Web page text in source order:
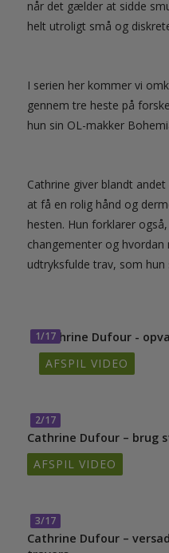
når det gælder at sidde
helt utroligt små og
I serien her kommer vi
gennem tre heste på
hun sin OL-makker
Cathrine giver blandt
at få en rolig hånd og
hesten. Hun forklarer
changementer og
udtryksfulde trav, som
1/17
Cathrine Dufour -
AFSPIL VIDEO
2/17
Cathrine Dufour – brug
AFSPIL VIDEO
3/17
Cathrine Dufour –